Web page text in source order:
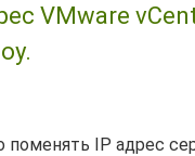
VMware
IP адрес